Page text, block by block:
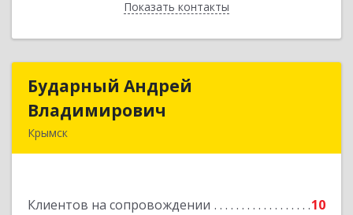
Показать контакты
Назад
Бударный Андрей
Владимирович
Крымск
Клиентов на сопровождении 10
Бударный Андрей
Подробнее